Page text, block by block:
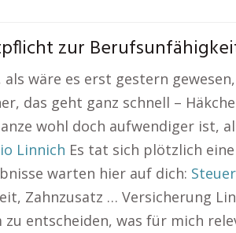
zur
als wäre es erst gestern
das geht ganz schnell –
wohl doch aufwendiger ist,
Linnich Es tat sich plötzlich
warten hier auf dich:
Zahnzusatz … Versicherung
zu entscheiden, was für mich